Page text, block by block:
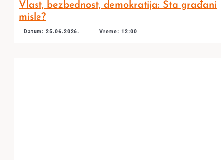
Vlast, bezbednost, demokratija: Šta građani
misle?
Datum: 25.06.2026. Vreme: 12:00